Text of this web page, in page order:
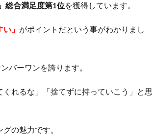
総合満足度第1位を獲得しています。
」 がポイントだという事がわかりまし
バーワンを誇ります。
れるな」「捨てずに持っていこう」と思
の魅力です。